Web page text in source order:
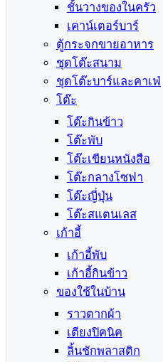
ชั้นวางของในครัว
เคาน์เตอร์บาร์
ตู้กระจกขายอาหาร
ชุดโต๊ะสนาม
ชุดโต๊ะบาร์และคาเฟ่
โต๊ะ
โต๊ะกินข้าว
โต๊ะพับ
โต๊ะเขียนหนังสือ
โต๊ะกลางโซฟา
โต๊ะญี่ปุ่น
โต๊ะสแตนเลส
เก้าอี้
เก้าอี้พับ
เก้าอี้กินข้าว
ของใช้ในบ้าน
ราวตากผ้า
เตียงปิคนิค
ลิ้นชักพลาสติก